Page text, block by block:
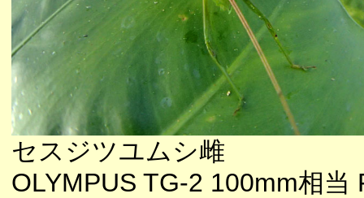
セスジツユムシ雌
OLYMPUS TG-2 100mm相